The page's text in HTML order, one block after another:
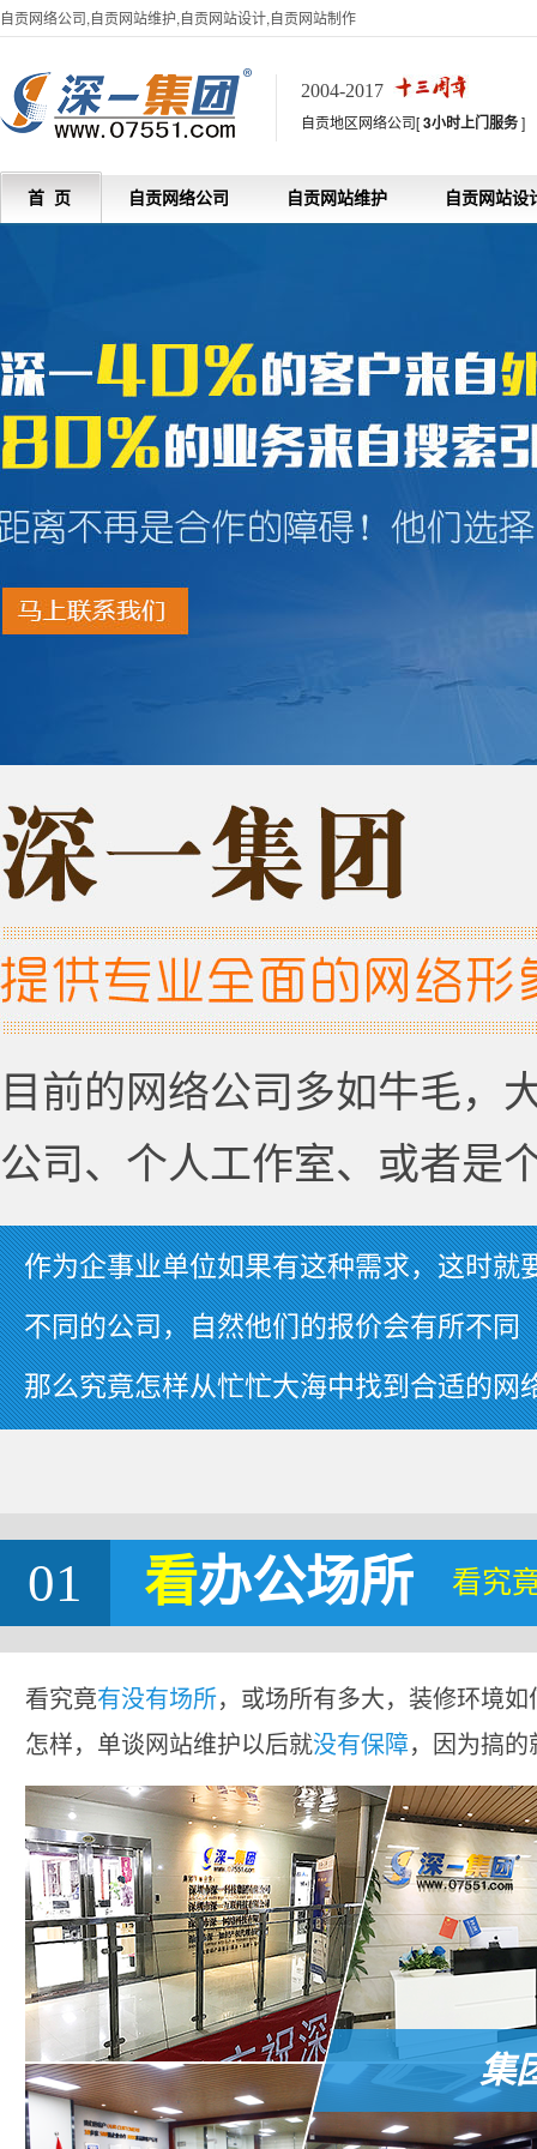
自贡网络公司,自贡网站维护,自贡网站设计,自贡网站制作
2004-2017
自贡地区网络公司[3小时上门服务]
首 页 自贡网络公司 自贡网站维护 自贡网站设
目前的网络公司多如牛毛，
公司、个人工作室、或者是
作为企事业单位如果有这种需求，这时就
不同的公司，自然他们的报价会有所不同
那么究竟怎样从忙忙大海中找到合适的网
01 看办公场所 看究
看究竟有没有场所，或场所有多大，装修环境
怎样，单谈网站维护以后就没有保障，因为搞
集